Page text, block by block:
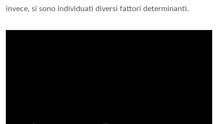
invece, si sono individuati diversi fattori determinanti.